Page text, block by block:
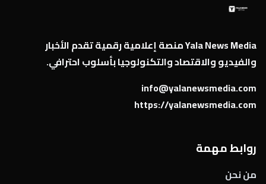
Yala News Media منصة إعلامية رقمية تقدم الأخبار
والفيديو والاقتصاد والتكنولوجيا بأسلوب احترافي.
info@yalanewsmedia.com
https://yalanewsmedia.com
روابط مهمة
من نحن